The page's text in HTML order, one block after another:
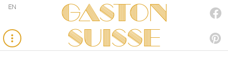
Gaston
SUISSE
EN